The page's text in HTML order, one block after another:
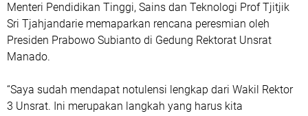
Menteri Pendidikan Tinggi, Sains dan Teknologi Prof Tjitjik
Sri Tjahjandarie memaparkan rencana peresmian oleh
Presiden Prabowo Subianto di Gedung Rektorat Unsrat
Manado.
“Saya sudah mendapat notulensi lengkap dari Wakil Rektor
3 Unsrat. Ini merupakan langkah yang harus kita